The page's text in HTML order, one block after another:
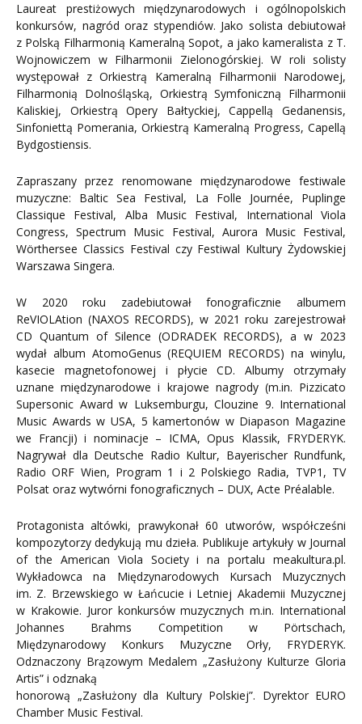
Laureat prestiżowych międzynarodowych i ogólnopolskich
konkursów, nagród oraz stypendiów. Jako solista debiutował
z Polską Filharmonią Kameralną Sopot, a jako kameralista z T.
Wojnowiczem w Filharmonii Zielonogórskiej. W roli solisty
występował z Orkiestrą Kameralną Filharmonii Narodowej,
Filharmonią Dolnośląską, Orkiestrą Symfoniczną Filharmonii
Kaliskiej, Orkiestrą Opery Bałtyckiej, Cappellą Gedanensis,
Sinfoniettą Pomerania, Orkiestrą Kameralną Progress, Capellą
Bydgostiensis.
Zapraszany przez renomowane międzynarodowe festiwale
muzyczne: Baltic Sea Festival, La Folle Journée, Puplinge
Classique Festival, Alba Music Festival, International Viola
Congress, Spectrum Music Festival, Aurora Music Festival,
Wörthersee Classics Festival czy Festiwal Kultury Żydowskiej
Warszawa Singera.
W 2020 roku zadebiutował fonograficznie albumem
ReVIOLAtion (NAXOS RECORDS), w 2021 roku zarejestrował
CD Quantum of Silence (ODRADEK RECORDS), a w 2023
wydał album AtomoGenus (REQUIEM RECORDS) na winylu,
kasecie magnetofonowej i płycie CD. Albumy otrzymały
uznane międzynarodowe i krajowe nagrody (m.in. Pizzicato
Supersonic Award w Luksemburgu, Clouzine 9. International
Music Awards w USA, 5 kamertonów w Diapason Magazine
we Francji) i nominacje – ICMA, Opus Klassik, FRYDERYK.
Nagrywał dla Deutsche Radio Kultur, Bayerischer Rundfunk,
Radio ORF Wien, Program 1 i 2 Polskiego Radia, TVP1, TV
Polsat oraz wytwórni fonograficznych – DUX, Acte Préalable.
Protagonista altówki, prawykonał 60 utworów, współcześni
kompozytorzy dedykują mu dzieła. Publikuje artykuły w Journal
of the American Viola Society i na portalu meakultura.pl.
Wykładowca na Międzynarodowych Kursach Muzycznych
im. Z. Brzewskiego w Łańcucie i Letniej Akademii Muzycznej
w Krakowie. Juror konkursów muzycznych m.in. International
Johannes Brahms Competition w Pörtschach,
Międzynarodowy Konkurs Muzyczne Orły, FRYDERYK.
Odznaczony Brązowym Medalem „Zasłużony Kulturze Gloria
Artis” i odznaką
honorową „Zasłużony dla Kultury Polskiej”. Dyrektor EURO
Chamber Music Festival.